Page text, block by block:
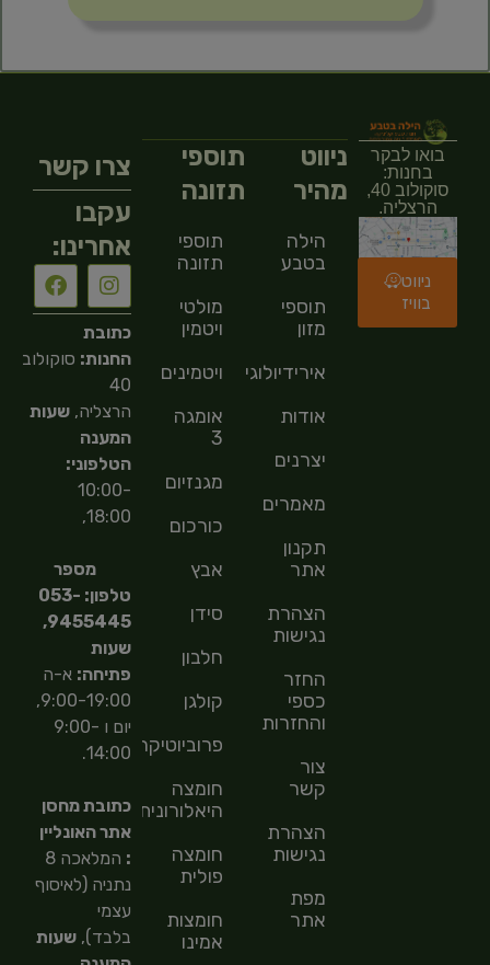
בואו לבקר
בחנות:
סוקולוב 40,
הרצליה.
ניווט
בוויז
ניווט
מהיר
הילה
בטבע
תוספי
מזון
אירידיולוגיה
אודות
יצרנים
מאמרים
תקנון
אתר
הצהרת
נגישות
החזר
כספי
והחזרות
צור
קשר
הצהרת
נגישות
מפת
אתר
תוספי
תזונה
תוספי
תזונה
מולטי
ויטמין
ויטמינים
אומגה
3
מגנזיום
כורכום
אבץ
סידן
חלבון
קולגן
פרוביוטיקה
חומצה
היאלורונית
חומצה
פולית
חומצות
אמינו
צרו קשר
עקבו
אחרינו:
כתובת
החנות: סוקולוב
40
הרצליה,שעות
המענה
הטלפוני:
10:00-
18:00,
מספר
טלפון: 053-
9455445,
שעות
פתיחה: א-ה
9:00-19:00,
יום ו 9:00-
14:00.
כתובת מחסן
אתר האונליין
:
המלאכה 8
נתניה (לאיסוף
עצמי
בלבד),שעות